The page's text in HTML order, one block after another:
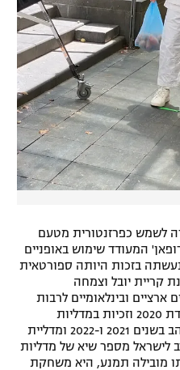
לשמש כפרזנטורית מטעם
המעודד שימוש באופניים
נעשתה בזכות היותה ספורטאית
קריית יובל וצמחה
ארציים ובינלאומיים לרבות
מדליית ארד קבוצתית באולימפיאדת 2020 וזכיות במדליות
באליפויות אירופה עם מדליית הזהב בשנים 2021 ו-2022 ומדליית
שהניב לישראל מספר שיא של מדליות
מובילה תמנע, היא משחקת